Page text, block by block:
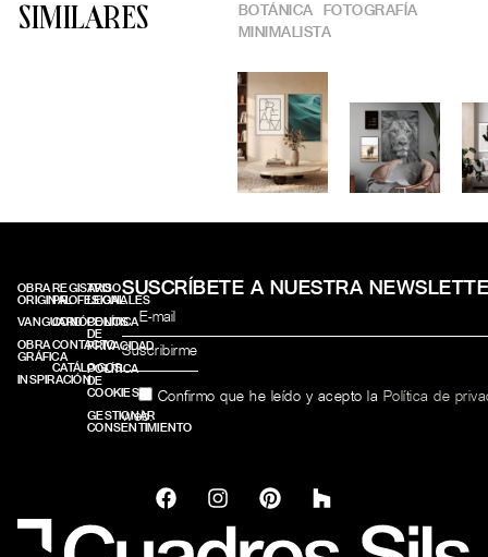
SIMILARES
BOTÁNICA
FOTOGRAFÍA
MINIMALISTA
OBRA
ORIGINAL
VANGUARD
OBRA
GRÁFICA
INSPIRACIÓN
REGISTRO
PROFESIONALES
CONÓCENOS
CONTACTO
CATÁLOGOS
AVISO
LEGAL
POLÍTICA
DE
PRIVACIDAD
POLÍTICA
DE
COOKIES
GESTIONAR
CONSENTIMIENTO
SUSCRÍBETE A NUESTRA
Confirmo que he leído y acepto la Política de
web.